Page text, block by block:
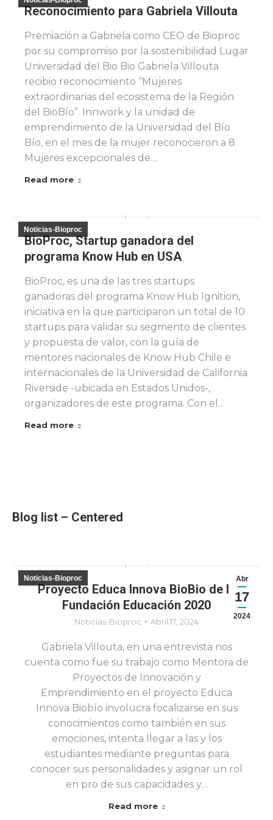
Reconocimiento para Gabriela Villouta
Premiación a Gabriela como CEO de Bioproc
por su compromiso por la sostenibilidad Lugar
Universidad del Bio Bio Gabriela Villouta
recibio reconocimiento “Mujeres
extraordinarias del ecosistema de la Región
del BioBío”. Innwork y la unidad de
emprendimiento de la Universidad del Bío
Bío, en el mes de la mujer reconocieron a 8
Mujeres excepcionales de…
Read more
Noticias-Bioproc
BioProc, Startup ganadora del
programa Know Hub en USA
BioProc, es una de las tres startups
ganadoras del programa Know Hub Ignition,
iniciativa en la que participaron un total de 10
startups para validar su segmento de clientes
y propuesta de valor, con la guía de
mentores nacionales de Know Hub Chile e
internacionales de la Universidad de California
Riverside -ubicada en Estados Unidos-,
organizadores de este programa. Con el…
Read more
Blog list – Centered
Proyecto Educa Innova BioBio de la
Fundación Educación 2020
Noticias-Bioproc Abril 17, 2024
Abr
17
2024
Noticias-Bioproc
Gabriela Villouta, en una entrevista nos
cuenta como fue su trabajo como Mentora de
Proyectos de Innovación y
Emprendimiento en el proyecto Educa
Innova Biobío involucra focalizarse en sus
conocimientos como también en sus
emociones, intenta llegar a las y los
estudiantes mediante preguntas para
conocer sus personalidades y asignar un rol
en pro de sus capacidades y…
Read more